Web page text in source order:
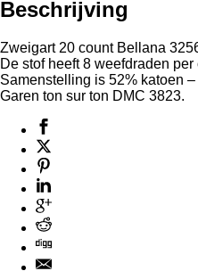
Beschrijving
Zweigart 20 count Bellana
De stof heeft 8 weefdraden per
Samenstelling is 52% katoen
Garen ton sur ton DMC 3823.